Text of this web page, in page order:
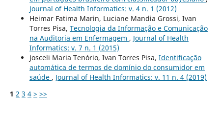
Journal of Health Informatics: v. 4 n. 1 (2012)
Heimar Fatima Marin, Luciane Mandia Grossi, Ivan
Torres Pisa, Tecnologia da Informação e Comunicação
na Auditoria em Enfermagem , Journal of Health
Informatics: v. 7 n. 1 (2015)
Josceli Maria Tenório, Ivan Torres Pisa, Identificação
automática de termos de domínio do consumidor em
saúde , Journal of Health Informatics: v. 11 n. 4 (2019)
1 2 3 4 > >>